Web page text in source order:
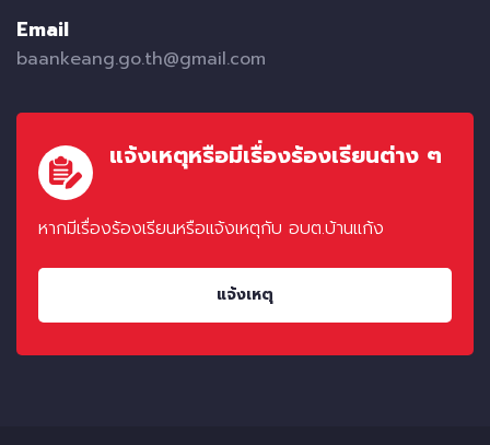
Email
baankeang.go.th@gmail.com
แจ้งเหตุหรือมีเรื่องร้องเรียนต่าง ๆ
หากมีเรื่องร้องเรียนหรือแจ้งเหตุกับ อบต.บ้านแก้ง
แจ้งเหตุ